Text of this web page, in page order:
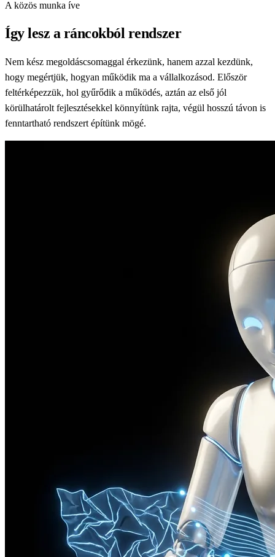
A közös munka íve
Így lesz a ráncokból rendszer
Nem kész megoldáscsomaggal érkezünk, hanem azzal kezdünk,
hogy megértjük, hogyan működik ma a vállalkozásod. Először
feltérképezzük, hol gyűrődik a működés, aztán az első jól
körülhatárolt fejlesztésekkel könnyítünk rajta, végül hosszú távon is
fenntartható rendszert építünk mögé.